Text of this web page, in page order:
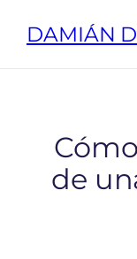
DAMIÁN
de